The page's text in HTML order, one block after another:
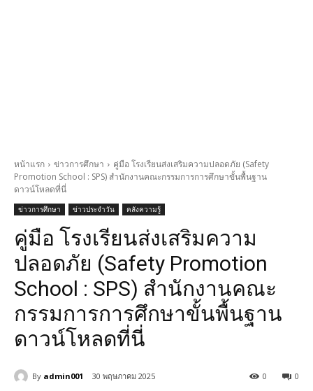
หน้าแรก ข่าวการศึกษา
คู่มือ โรงเรียนส่งเสริมความปลอดภัย (Safety
Promotion School : SPS) สำนักงานคณะกรรมการการศึกษาขั้นพื้นฐาน
ดาวน์โหลดที่นี่
ข่าวการศึกษา ข่าวประจำวัน คลังความรู้
คู่มือ โรงเรียนส่งเสริมความ
ปลอดภัย (Safety Promotion
School : SPS) สำนักงานคณะ
กรรมการการศึกษาขั้นพื้นฐาน
ดาวน์โหลดที่นี่
By admin001 30 พฤษภาคม 2025 0
0